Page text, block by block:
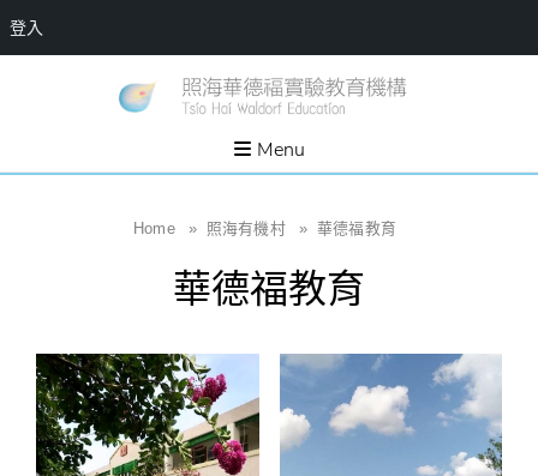
登入
實
驗
教
育
生態
教育
社群
Menu
Home » 照海有機村 » 華德福教育
華德福教育